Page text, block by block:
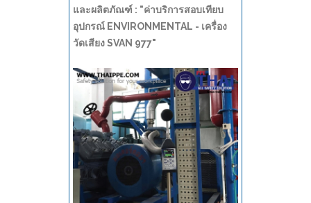
และผลิตภัณฑ์ : "ค่าบริการสอบเทียบ
อุปกรณ์ ENVIRONMENTAL - เครื่อง
วัดเสียง SVAN 977"